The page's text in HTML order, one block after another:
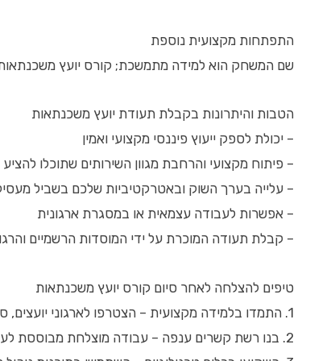
התפתחות מקצועית נוספת
שם המשחק הוא למידה מתמשכת; קורס יועץ משכנתאות
הטבות והיתרונות בקבלת תעודת יועץ משכנתאות
– יכולת לספק ייעוץ פיננסי מקצועי ואמין
– פיתוח מקצועי והרחבת מגוון השירותים שתוכלו להציע
– עלייה בערך השוק ובאטרקטיביות שלכם בשביל
– אפשרות לעבודה עצמאית או במסגרת ארגונית
– קבלת תעודה המוכרת על ידי המוסדות הרשמיים
טיפים להצלחה לאחר סיום קורס יועץ משכנתאות
1. התמדו בלמידה מקצועית – הצטרפו לארגוני יועצים, סמינרים ופורומים מקצועיים.
2. בנו רשת קשרים ענפה – עבודה מוצלחת מבוססת לעיתים קרובות על המלצות והפניות.